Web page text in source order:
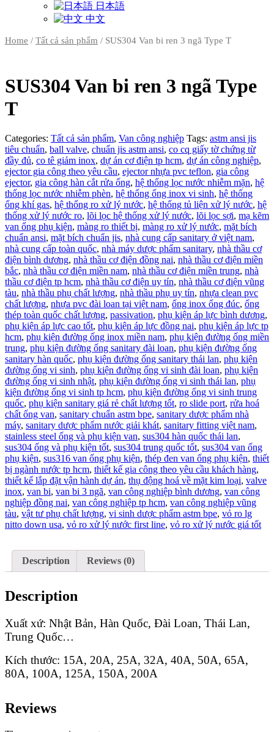
日本語
中文
Home / Tất cả sản phẩm / SUS304 Van bi ren 3 ngã Type T
SUS304 Van bi ren 3 ngã Type
T
Categories: Tất cả sản phẩm, Van công nghiệp Tags: astm ansi jis
tiêu chuẩn, ball valve, chuẩn jis astm ansi, co cq giấy tờ chứng từ
đầy đủ, co tê giảm inox, dự án cơ điện tp hcm, dự án công nghiệp,
ejector gia công theo yêu cầu, ejector nhựa pvc teflon, gia công
ejector, gia công hàn cắt rửa ống, hệ thống lọc nước nhiễm mặn, hệ
thống lọc nước nhiễm phèn, hệ thống ống inox vi sinh, hệ thống
ống khí gas, hệ thống ro xử lý nước, hệ thống tủ liện xử lý nước, hệ
thống xử lý nước ro, lõi lọc hệ thống xử lý nước, lõi lọc sợi, mạ kẽm
van ống phụ kiện, màng ro thiết bị, màng ro xử lý nước, mặt bích
chuẩn ansi, mặt bích chuẩn jis, nhà cung cấp sanitary ở việt nam,
nhà cung cấp toàn quốc, nhà máy dược phẩm sanitary, nhà thầu cơ
điện bình dương, nhà thầu cơ điện đồng nai, nhà thầu cơ điện miền
bắc, nhà thầu cơ điện miền nam, nhà thầu cơ điện miền trung, nhà
thầu cơ điện tp hcm, nhà thầu cơ điện uy tín, nhà thầu cơ điện vũng
tàu, nhà thầu phụ chất lượng, nhà thầu phụ uy tín, nhựa clean pvc
chất lượng, nhựa pvc đài loan tại việt nam, ống inox ống đúc, ống
thép toàn quốc chất lượng, passivation, phụ kiện áp lực bình dương,
phụ kiện áp lực cao tốt, phụ kiện áp lực đồng nai, phụ kiện áp lực tp
hcm, phụ kiện đường ống inox miền nam, phụ kiện đường ống miền
trung, phụ kiện đường ống sanitary đài loan, phụ kiện đường ống
sanitary hàn quốc, phụ kiện đường ống sanitary thái lan, phụ kiện
đường ống vi sinh, phụ kiện đường ống vi sinh đài loan, phụ kiện
đường ống vi sinh nhật, phụ kiện đường ống vi sinh thái lan, phụ
kiện đường ống vi sinh tp hcm, phụ kiện đường ống vi sinh trung
quốc, phụ kiện sanitary giá rẻ chất lượng tốt, ro slide port, rửa hoá
chất ống van, sanitary chuẩn astm bpe, sanitary dược phẩm nhà
máy, sanitary dược phẩm nước giải khát, sanitary fitting việt nam,
stainless steel ống và phụ kiện van, sus304 hàn quốc thái lan,
sus304 ống và phụ kiện tốt, sus304 trung quốc tốt, sus304 van ống
phụ kiện, sus316 van ống phụ kiện, thép đen van ống phụ kiện, thiết
bị ngành nước tp hcm, thiết kế gia công theo yêu cầu khách hàng,
thiết kế lắp đặt vận hành dự án, thụ động hoá về mặt kim loại, valve
inox, van bi, van bi 3 ngã, van công nghiệp bình dương, van công
nghiệp đồng nai, van công nghiệp tp hcm, van công nghiệp vũng
tàu, vật tư phụ chất lượng, vi sinh dược phẩm astm bpe, vỏ ro lg
nitto down usa, vỏ ro xử lý nước first line, vỏ ro xử lý nước giá tốt
Description Reviews (0)
Description
Xuất xứ: Nhật Bản, Hàn Quốc, Đài Loan, Thái Lan,
Trung Quốc…
Kích thước: 15A, 20A, 25A, 32A, 40A, 50A, 65A,
80A, 100A, 125A, 150A, 200A
Reviews